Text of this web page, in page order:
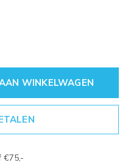
WINKELWAGEN
€75,-